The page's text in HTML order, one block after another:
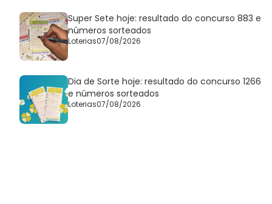
Super Sete hoje: resultado do concurso 883 e
números sorteados
Loterias07/08/2026
Dia de Sorte hoje: resultado do concurso 1266
e números sorteados
Loterias07/08/2026